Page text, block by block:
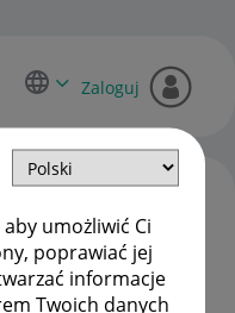
umożliwić Ci
poprawiać jej
informacje
Twoich danych
Zaloguj